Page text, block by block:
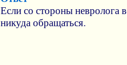
Если со стороны невролога
никуда обращаться.